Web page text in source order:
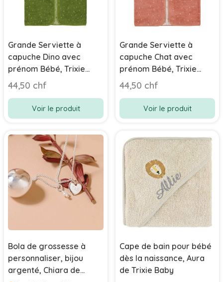
Grande Serviette à
capuche Dino avec
prénom Bébé, Trixie
Baby, 100% coton
éponge biologique, 70 x
130 cm
44,50 chf
Voir le produit
Grande Serviette à
capuche Chat avec
prénom Bébé, Trixie
Baby, 100% coton
éponge biologique, 70 x
130 cm
44,50 chf
Voir le produit
Bola de grossesse à
personnaliser, bijou
argenté, Chiara de
Cape de bain pour bébé
dès la naissance, Aura
de Trixie Baby